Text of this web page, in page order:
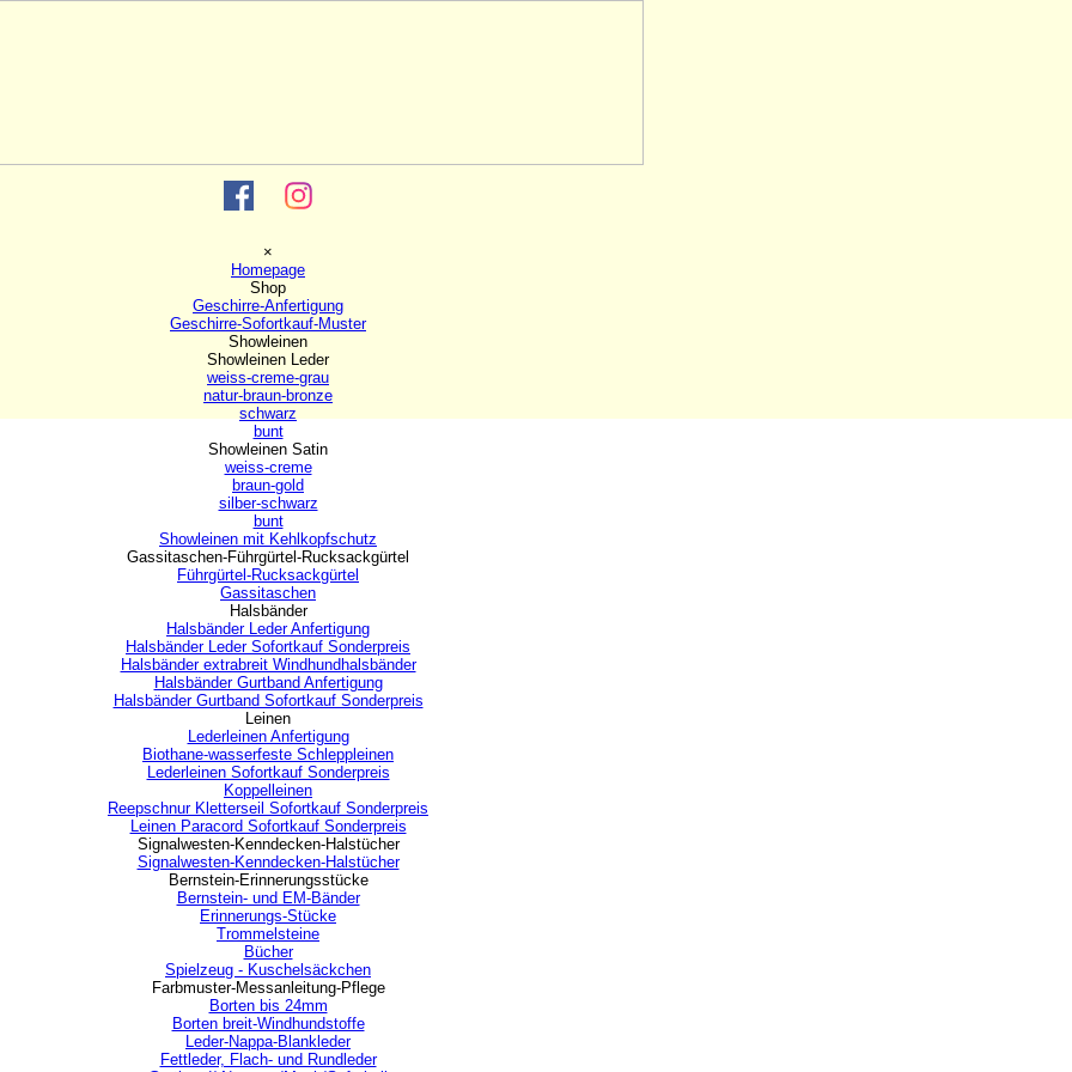
×
Homepage
Shop
Geschirre-Anfertigung
Geschirre-Sofortkauf-Muster
Showleinen
Showleinen Leder▼
weiss-creme-grau
natur-braun-bronze
schwarz
bunt
Showleinen Satin
weiss-creme
braun-gold
silber-schwarz
bunt
Showleinen mit Kehlkopfschutz
Gassitaschen-Führgürtel-Rucksackgürtel
Führgürtel-Rucksackgürtel
Gassitaschen
Halsbänder▼
Halsbänder Leder Anfertigung
Halsbänder Leder Sofortkauf Sonderpreis
Halsbänder extrabreit Windhundhalsbänder
Halsbänder Gurtband Anfertigung
Halsbänder Gurtband Sofortkauf Sonderpreis
Leinen
Lederleinen Anfertigung
Biothane-wasserfeste Schleppleinen
Lederleinen Sofortkauf Sonderpreis
Koppelleinen
Reepschnur Kletterseil Sofortkauf Sonderpreis
Leinen Paracord Sofortkauf Sonderpreis
Signalwesten-Kenndecken-Halstücher▼
Signalwesten-Kenndecken-Halstücher
Bernstein-Erinnerungsstücke▼
Bernstein- und EM-Bänder
Erinnerungs-Stücke
Trommelsteine
Bücher
Spielzeug - Kuschelsäckchen
Farbmuster-Messanleitung-Pflege▼
Borten bis 24mm
Borten breit-Windhundstoffe
Leder-Nappa-Blankleder
Fettleder, Flach- und Rundleder